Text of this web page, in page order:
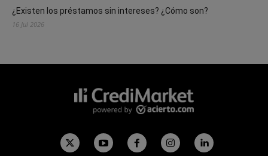
¿Existen los préstamos sin intereses? ¿Cómo son?
16 Jul 2026